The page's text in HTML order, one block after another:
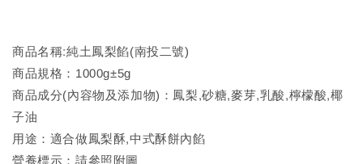
商品名稱:純土鳳梨餡(南投二號)
商品規格：1000g±5g
商品成分(內容物及添加物)：鳳梨,砂糖,麥芽,乳酸,檸檬酸,椰
子油
用途：適合做鳳梨酥,中式酥餅內餡
營養標示：請參照附圖